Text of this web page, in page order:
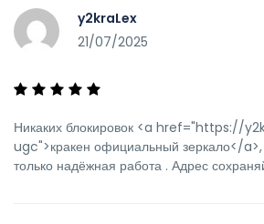
y2kraLex
21/07/2025
Никаких блокировок <a href="https://
ugc">кракен официальный зеркало</
только надёжная работа . Адрес